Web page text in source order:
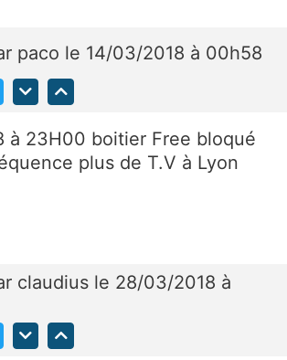
paco le 14/03/2018 à 00h58
à 23H00 boitier Free bloqué
plus de T.V à Lyon
claudius le 28/03/2018 à